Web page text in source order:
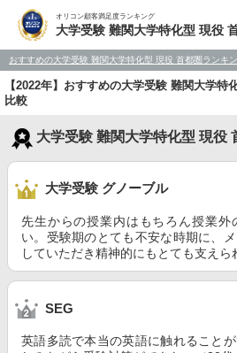
オリコン顧客満足度ランキング
大学受験 難関大学特化型 現役
おすすめの大学受験 難関大学特化型 現役 首都圏ランキ
【2022年】おすすめの大学受験 難関大学特
比較
大学受験 難関大学特化型 現役
大学受験 グノーブル
先生からの授業内はもちろん授業外
い。受験期のとても不安な時期に、
していただき精神的にもとても支えら
SEG
英語多読で本当の英語に触れること